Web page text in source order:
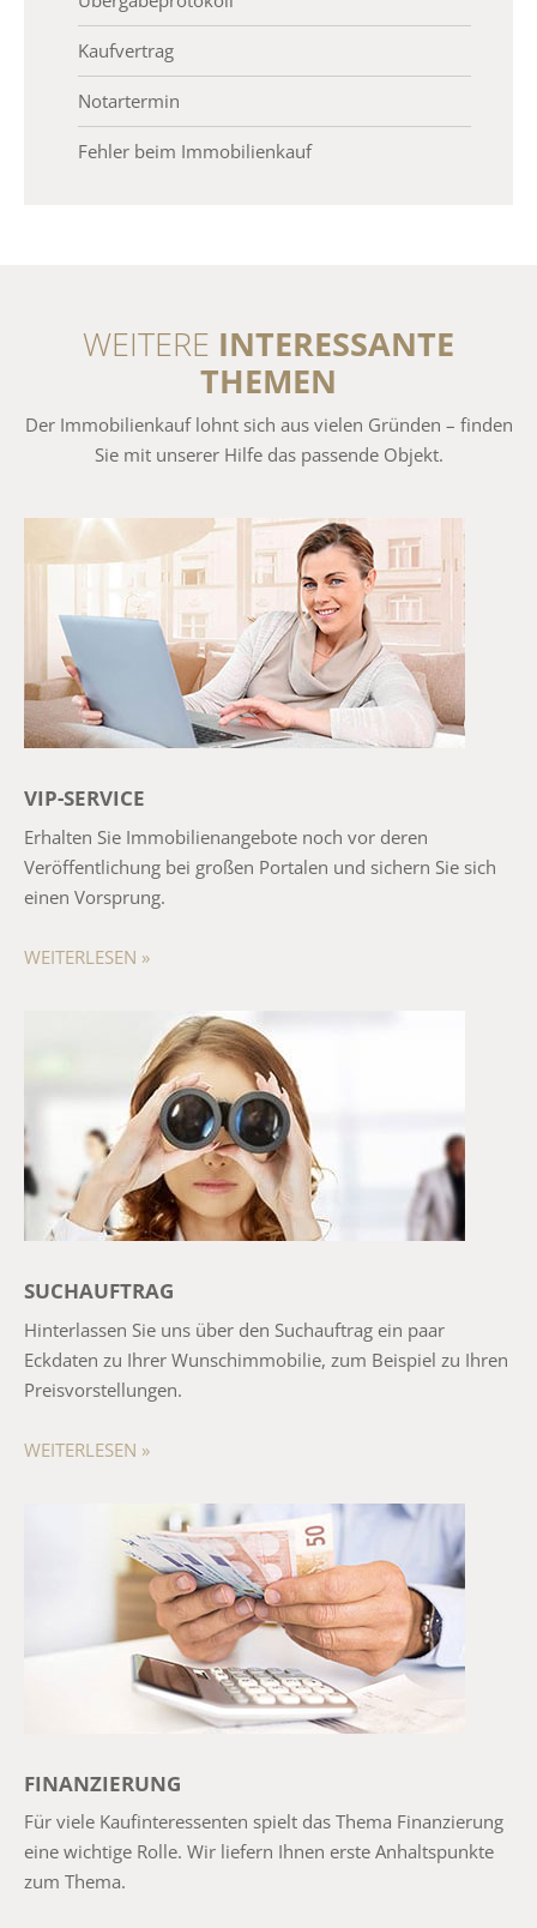
Kaufvertrag
Notartermin
Fehler beim Immobilienkauf
WEITERE INTERESSANTE
THEMEN
Der Immobilienkauf lohnt sich aus vielen Gründen – finden
Sie mit unserer Hilfe das passende Objekt.
VIP-SERVICE
Erhalten Sie Immobilienangebote noch vor deren
Veröffentlichung bei großen Portalen und sichern Sie sich
einen Vorsprung.
WEITERLESEN »
SUCHAUFTRAG
Hinterlassen Sie uns über den Suchauftrag ein paar
Eckdaten zu Ihrer Wunschimmobilie, zum Beispiel zu Ihren
Preisvorstellungen.
WEITERLESEN »
FINANZIERUNG
Für viele Kaufinteressenten spielt das Thema Finanzierung
eine wichtige Rolle. Wir liefern Ihnen erste Anhaltspunkte
zum Thema.